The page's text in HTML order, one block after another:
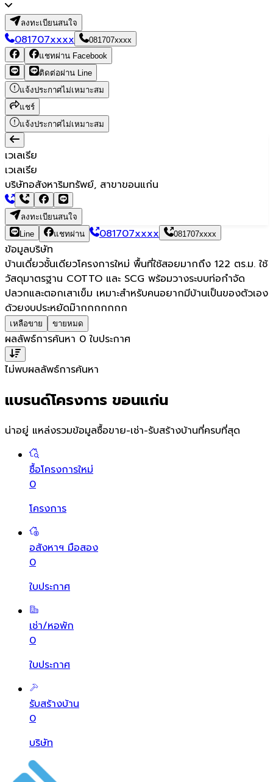
ลงทะเบียนสนใจ
081707xxxx
081707xxxx
แชทผ่าน Facebook
ติดต่อผ่าน Line
แจ้งประกาศไม่เหมาะสม
แชร์
แจ้งประกาศไม่เหมาะสม
เวเลเรีย
เวเลเรีย
บริษัทอสังหาริมทรัพย์, สาขาขอนแก่น
ลงทะเบียนสนใจ
Line
แชทผ่าน 081707xxxx 081707xxxx
ข้อมูลบริษัท
บ้านเดี่ยวชั้นเดียวโครงการใหม่ พื้นที่ใช้สอยมากถึง 122 ตร.ม. ใช้
วัสดุมาตรฐาน COTTO และ SCG พร้อมวางระบบท่อกำจัด
ปลวกและตอกเสาเข็ม เหมาะสำหรับคนอยากมีบ้านเป็นของตัวเอง
ด้วยงบประหยัดม๊ากกกกกกก
เหลือขาย ขายหมด
ผลลัพธ์การค้นหา 0 ใบประกาศ
ไม่พบผลลัพธ์การค้นหา
แบรนด์โครงการ ขอนแก่น
น่าอยู่ แหล่งรวมข้อมูลซื้อขาย-เช่า-รับสร้างบ้านที่ครบที่สุด
ซื้อโครงการใหม่
0
โครงการ
อสังหาฯ มือสอง
0
ใบประกาศ
เช่า/หอพัก
0
ใบประกาศ
รับสร้างบ้าน
0
บริษัท